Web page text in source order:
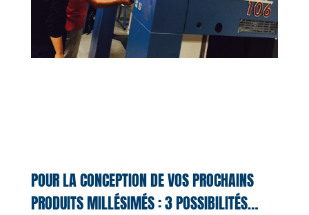
POUR LA CONCEPTION DE VOS PROCHAINS
PRODUITS MILLÉSIMÉS : 3 POSSIBILITÉS…